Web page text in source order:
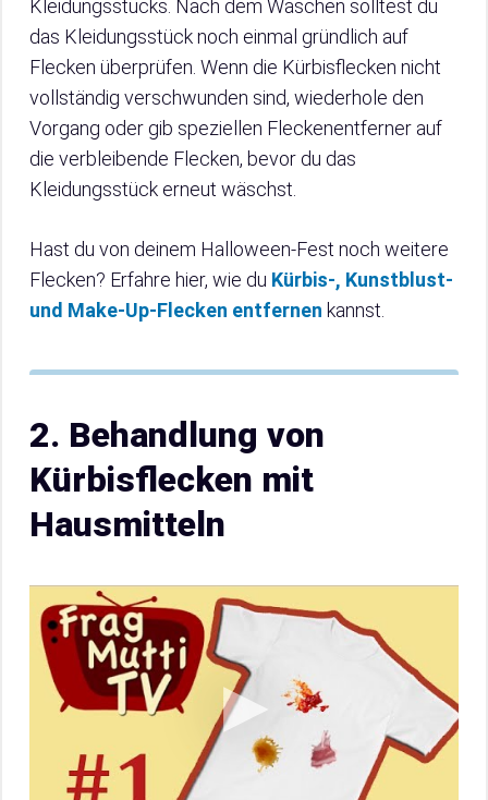
Kleidungsstücks. Nach dem Waschen solltest du
das Kleidungsstück noch einmal gründlich auf
Flecken überprüfen. Wenn die Kürbisflecken nicht
vollständig verschwunden sind, wiederhole den
Vorgang oder gib speziellen Fleckenentferner auf
die verbleibende Flecken, bevor du das
Kleidungsstück erneut wäschst.
Hast du von deinem Halloween-Fest noch weitere
Flecken? Erfahre hier, wie du Kürbis-, Kunstblust-
und Make-Up-Flecken entfernen kannst.
2. Behandlung von
Kürbisflecken mit
Hausmitteln